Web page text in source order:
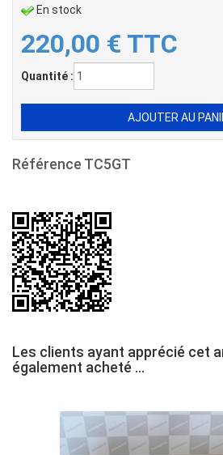
En stock
220,00 € TTC
Quantité :
Référence TC5GT
Les clients ayant apprécié cet
également acheté ...